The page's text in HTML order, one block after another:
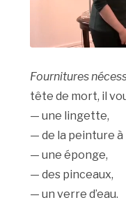
Fournitures
tête de mort, il
— une lingette,
— de la peinture à
— une éponge,
— des pinceaux,
— un verre d’eau.